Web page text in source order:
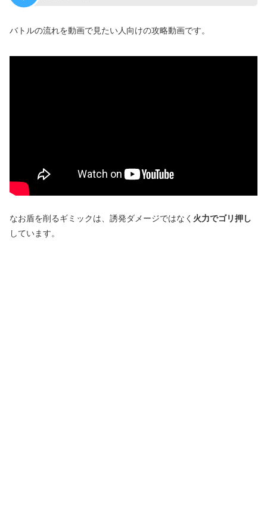
バトルの流れを動画で見たい人向けの攻略動画です。
なお盾を削るギミックは、誘発ダメージではなく 火力でゴリ押し
しています。